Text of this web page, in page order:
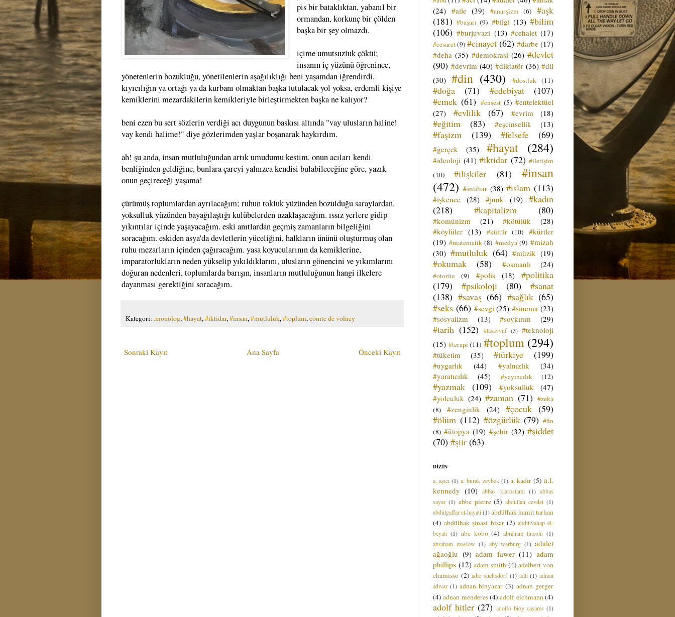
pis bir bataklıktan, yabanıl bir
ormandan, korkunç bir çölden
başka bir şey olmazdı.
içime umutsuzluk çöktü;
insanın iç yüzünü öğrenince,
yönetenlerin bozukluğu, yönetilenlerin aşağılıklığı beni yaşamdan iğrendirdi.
kıyıcılığın ya ortağı ya da kurbanı olmaktan başka tutulacak yol yoksa, erdemli kişiye
kemiklerini mezardakilerin kemikleriyle birleştirmekten başka ne kalıyor?
beni ezen bu sert sözlerin verdiği acı duygunun baskısı altında "vay ulusların haline!
vay kendi halime!" diye gözlerimden yaşlar boşanarak haykırdım.
ah! şu anda, insan mutluluğundan artık umudumu kestim. onun acıları kendi
benliğinden geldiğine, bunlara çareyi yalnızca kendisi bulabileceğine göre, yazık
onun geçireceği yaşama!
çürümüş toplumlardan ayrılacağım; ruhun tokluk yüzünden bozulduğu saraylardan,
yoksulluk yüzünden bayağılaştığı kulübelerden uzaklaşacağım. ıssız yerlere gidip
yıkıntılar içinde yaşayacağım. eski anıtlardan geçmiş zamanların bilgeliğini
soracağım. eskiden asya'da devletlerin yüceliğini, halkların ününü oluşturmuş olan
ruhu mezarların içinden çağıracağım. yasa koyucularının da kemiklerine,
imparatorlukların neden yükselip yıkıldıklarını, ulusların gönencini ve yıkımlarını
doğuran nedenleri, toplumlarda barışın, insanların mutluluğunun hangi ilkelere
dayanması gerektiğini soracağım.
Kategori: .monolog,#hayat,#iktidar,#insan,#mutluluk,#toplum,comte de volney
Sonraki Kayıt Önceki Kayıt
Ana Sayfa
(24) #aile (39) #anarşizm (6)
#aşk
(181) #başarı (9) #bilgi (13) #bilim
(106) #burjuvazi (13) #cehalet (17)
#cesaret(9) #cinayet (62) #darbe (17)
#deha (35) #demokrasi (26) #devlet
(90) #devrim (40) #diktatör (36) #dil
(30) #din (430) #dostluk (11)
#doğa (71) #edebiyat
(107)
#emek (61) #ensest (5) #entelektüel
(27)
#evlilik (67) #evrim (18)
#eğitim (83) #eşcinsellik (13)
#faşizm (139) #felsefe (69)
#gerçek (35) #hayat (284)
#ideoloji (41) #iktidar (72) #iletişim
(10)
#ilişkiler (81)
#insan
(472) #intihar (38) #islam (113)
#işkence (28) #junk (19) #kadın
(218)
#kapitalizm (80)
#komünizm (21) #kötülük
(28)
#köylüler (13) #kültür (10)
#kürtler
(19) #matematik (8) #medya (9) #mizah
(30) #mutluluk (64) #müzik (19)
#okumak (58) #osmanlı (24)
#otorite (9) #polis (18)
#politika
(179)
#psikoloji (80)
#sanat
(138) #savaş (66) #sağlık (65)
#seks (66) #sevgi (25) #sinema (23)
#sosyalizm
(13) #soykırım (29)
#tarih (152) #tasavvuf (3) #teknoloji
(15) #terapi (11) #toplum (294)
#tüketim (35) #türkiye (199)
#uygarlık (44) #yalnızlık
(34)
#yaratıcılık
(45) #yayıncılık (12)
#yazmak (109) #yoksulluk
(47)
#yolculuk (24) #zaman (71) #zeka
(8)
#zenginlik (24) #çocuk (59)
#ölüm (112) #özgürlük (79) #ün
(8) #ütopya (19) #şehir (32) #şiddet
(70) #şiir (63)
DİZİN
a. aşıcı (1) a. burak zeybek (1) a. kadir (5) a.l.
kennedy (10) abbas kiarostami (1) abbas
sayar (1) abbe pierre (5) abdullah cevdet (1)
abdülgaffar el-hayati(1)abdülhak hamit tarhan
(4) abdülhak şinasi hisar (2) abdülvahap el-
beyati (1) abe kobo (4) abraham lincoln (1)
abraham maslow (1) aby warburg (1) adalet
ağaoğlu (9) adam fawer (11) adam
phillips (12) adam smith (4) adelbert von
chamisso (2) adie suehsdorf (1) adli (1) adnan
adıvar (1) adnan binyazar (3) adnan gerger
(4) adnan menderes(4) adolf eichmann (4)
adolf hitler (27) adolfo bioy casares (1)